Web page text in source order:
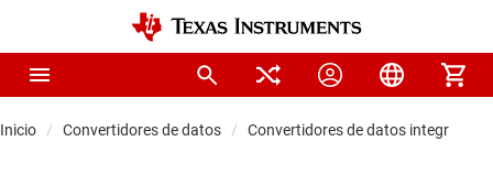
Inicio Convertidores de datos Convertidores de datos integrados